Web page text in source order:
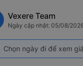
Vexere Team
Ngày cập nhật: 05/08/
Chọn ngày đi để xem